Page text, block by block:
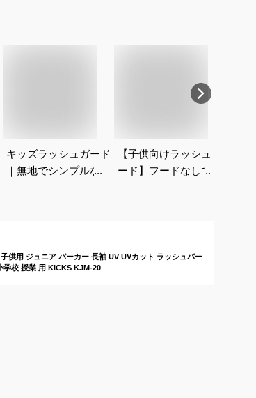
キッズラッシュガード
｜無地でシンプルな子
【子供向けラッシュガ
ード】フードなしで男
供用 ジュニア パーカー 長袖 UV UVカット ラッシュパー
学校 授業 用 KICKS KJM-20